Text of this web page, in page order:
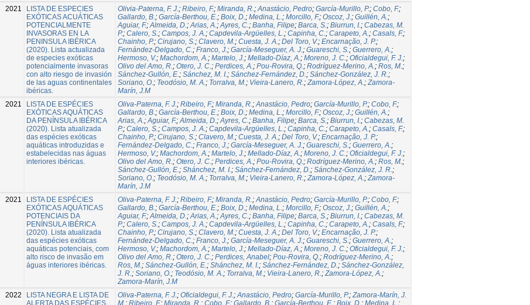
2021
LISTA DE ESPECIES
EXÓTICAS ACUÁTICAS
POTENCIALMENTE
INVASORAS EN LA
PENINSULA IBÉRICA
(2020). Lista actualizada
de especies exóticas
potencialmente invasoras
con alto riesgo de invasión
de las aguas continentales
ibéricas.
Olivia-Paterna, F. J.; Ribeiro, F.; Miranda, R.;Anastácio, Pedro; García-Murillo, P.; Cobo, F.;
Gallardo, B.; García-Berthou, E.; Boix, D.; Medina, L.; Morcillo, F.; Oscoz, J.; Guillén, A.;
Aguiar, F.;Almeida, D.;Arias, A.;Ayres, C.; Banha, Filipe; Barca, S.; Biurrun, I.; Cabezas, M.
P.; Calero, S.; Campos, J. A.; Capdevila-Argüelles, L.; Capinha, C.; Carapeto, A.; Casals, F.;
Chainho, P.; Cirujano, S.; Clavero, M.; Cuesta, J. A.; Del Toro, V.; Encarnação, J. P.;
Fernández-Delgado, C.; Franco, J.; García-Meseguer, A. J.; Guareschi, S.; Guerrero, A.;
Hermoso, V.; Machordom, A.; Martelo, J.; Mellado-Díaz, A.; Moreno, J. C.; Oficialdegui, F. J.;
Olivo del Amo, R.; Otero, J. C.; Perdices, A.; Pou-Rovira, Q.; Rodríguez-Merino, A.; Ros, M.;
Sánchez-Gullón, E.; Sánchez, M. I.; Sánchez-Fernández, D.; Sánchez-González, J. R.;
Soriano, O.; Teodósio, M. A.; Torralva, M.; Vieira-Lanero, R.;Zamora-López, A.;Zamora-
Marín, J.M
2021
LISTA DE ESPÉCIES
EXÓTICAS AQUÁTICAS
DA PENÍNSULA IBÉRICA
(2020). Lista atualizada
das espécies exóticas
aquáticas introduzidas e
estabelecidas nas águas
interiores ibéricas.
Oliva-Paterna, F. J.; Ribeiro, F.; Miranda, R.;Anastácio, Pedro; García-Murillo, P.; Cobo, F.;
Gallardo, B.; García-Berthou, E.; Boix, D.; Medina, L.; Morcillo, F.; Oscoz, J.; Guillén, A.;
Arias, A.;Aguiar, F.;Almeida, D.;Ayres, C.; Banha, Filipe; Barca, S.; Biurrun, I.; Cabezas, M.
P.; Calero, S.; Campos, J. A.; Capdevila-Argüelles, L.; Capinha, C.; Carapeto, A.; Casals, F.;
Chainho, P.; Cirujano, S.; Clavero, M.; Cuesta, J. A.; Del Toro, V.; Encarnação, J. P.;
Fernández-Delgado, C.; Franco, J.; García-Meseguer, A. J.; Guareschi, S.; Guerrero, A.;
Hermoso, V.; Machordom, A.; Martelo, J.; Mellado-Díaz, A.; Moreno, J. C.; Oficialdegui, F. J.;
Olivo del Amo, R.; Otero, J. C.; Perdices, A.; Pou-Rovira, Q.; Rodríguez-Merino, A.; Ros, M.;
Sánchez-Gullón, E.; Shánchez, M. I.; Sánchez-Fernández, D.; Sánchez-González, J. R.;
Soriano, O.; Teodósio, M. A.; Torralva, M.; Vieira-Lanero, R.;Zamora-López, A.;Zamora-
Marín, J.M
2021
LISTA DE ESPÉCIES
EXÓTICAS AQUÁTICAS
POTENCIAIS DA
PENÍNSULA IBÉRICA
(2020). Lista atualizada
das espécies exóticas
aquáticas potenciais, com
alto risco de invasão em
águas interiores ibéricas.
Oliva-Paterna, F. J.; Ribeiro, F.; Miranda, R.;Anastácio, Pedro; García-Murillo, P.; Cobo, F.;
Gallardo, B.; García-Berthou, E.; Boix, D.; Medina, L.; Morcillo, F.; Oscoz, J.; Guillén, A.;
Aguiar, F.;Almeida, D.;Arias, A.;Ayres, C.; Banha, Filipe; Barca, S.; Biurrun, I.; Cabezas, M.
P.; Calero, S.; Campos, J. A.; Capdevila-Argüelles, L.; Capinha, C.; Carapeto, A.; Casals, F.;
Chainho, P.; Cirujano, S.; Clavero, M.; Cuesta, J. A.; Del Toro, V.; Encarnação, J. P.;
Fernández-Delgado, C.; Franco, J.; García-Meseguer, A. J.; Guareschi, S.; Guerrero, A.;
Hermoso, V.; Machordom, A.; Martelo, J.; Mellado-Díaz, A.; Moreno, J. C.; Oficialdegui, F. J.;
Olivo del Amo, R.; Otero, J. C.; Perdices, Anabel; Pou-Rovira, Q.; Rodríguez-Merino, A.;
Ros, M.; Sánchez-Gullón, E.; Shánchez, M. I.; Sánchez-Fernández, D.; Sánchez-González,
J. R.; Soriano, O.; Teodósio, M. A.; Torralva, M.; Vieira-Lanero, R.;Zamora-López, A.;
Zamora-Marín, J.M
2022
LISTA NEGRA E LISTA DE
ALERTA DAS ESPÉCIES
Oliva-Paterna, F. J.; Oficialdegui, F. J.;Anastácio, Pedro; García-Murillo, P.;Zamora-Marín, J.
M.; Ribeiro, F.; Miranda, R.; Cobo, F.; Gallardo, B.; García-Berthou, E.; Boix, D.; Medina, L.;